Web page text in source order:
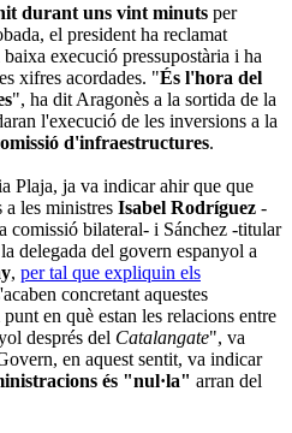
durant uns vint minuts per
el president ha reclamat
execució pressupostària i ha
xifres acordades. "És l'hora del
", ha dit Aragonès a la sortida de la
l'execució de les inversions a la
d'infraestructures.
Plaja, ja va indicar ahir que que
a les ministres Isabel Rodríguez -
comissió bilateral- i Sánchez -titular
delegada del govern espanyol a
, per tal que expliquin els
concretant aquestes
en què estan les relacions entre
després del Catalangate", va
en aquest sentit, va indicar
és "nul·la" arran del